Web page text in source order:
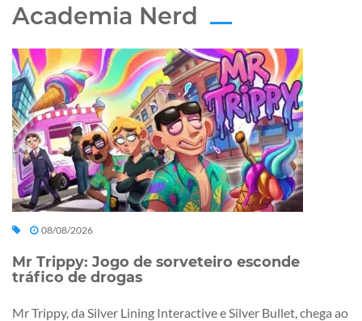
Academia Nerd
08/08/2026
Mr Trippy: Jogo de sorveteiro esconde
tráfico de drogas
Mr Trippy, da Silver Lining Interactive e Silver Bullet, chega ao